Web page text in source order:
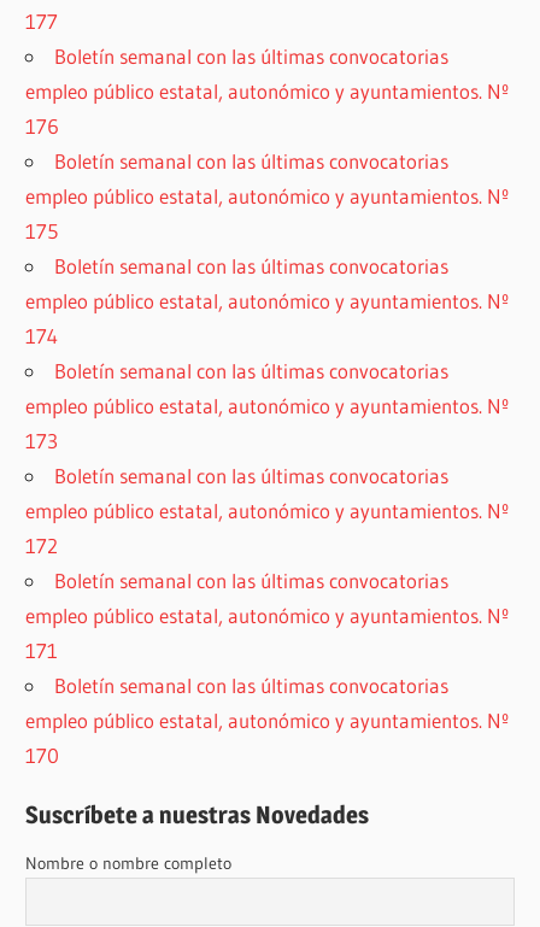
177
Boletín semanal con las últimas convocatorias
empleo público estatal, autonómico y ayuntamientos. Nº
176
Boletín semanal con las últimas convocatorias
empleo público estatal, autonómico y ayuntamientos. Nº
175
Boletín semanal con las últimas convocatorias
empleo público estatal, autonómico y ayuntamientos. Nº
174
Boletín semanal con las últimas convocatorias
empleo público estatal, autonómico y ayuntamientos. Nº
173
Boletín semanal con las últimas convocatorias
empleo público estatal, autonómico y ayuntamientos. Nº
172
Boletín semanal con las últimas convocatorias
empleo público estatal, autonómico y ayuntamientos. Nº
171
Boletín semanal con las últimas convocatorias
empleo público estatal, autonómico y ayuntamientos. Nº
170
Suscríbete a nuestras Novedades
Nombre o nombre completo